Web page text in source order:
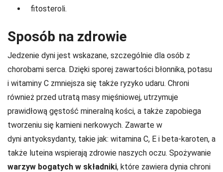
fitosteroli.
Sposób na zdrowie
Jedzenie dyni jest wskazane, szczególnie dla osób z
chorobami serca. Dzięki sporej zawartości błonnika, potasu
i witaminy C zmniejsza się także ryzyko udaru. Chroni
również przed utratą masy mięśniowej, utrzymuje
prawidłową gęstość mineralną kości, a także zapobiega
tworzeniu się kamieni nerkowych. Zawarte w
dyni antyoksydanty, takie jak: witamina C, E i beta-karoten, a
także luteina wspierają zdrowie naszych oczu. Spożywanie
warzyw bogatych w składniki, które zawiera dynia chroni